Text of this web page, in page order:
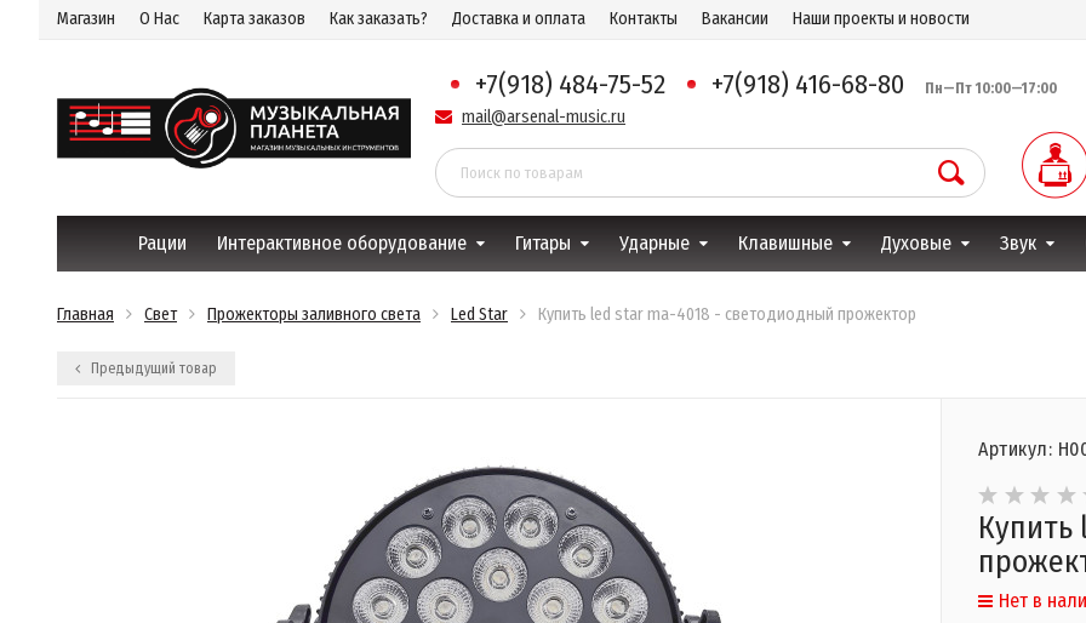
Магазин О Нас Карта заказов Как заказать? Доставка и оплата Контакты Вакансии Наши проекты и новости
+7(918) 484-75-52 +7(918) 416-68-80 Пн—Пт 10:00—17:00
mail@arsenal-music.ru
Рации Интерактивное оборудование Гитары Ударные Клавишные Духовые Звук
Главная Свет Прожекторы заливного света Led Star Купить led star ma-4018 - светодиодный прожектор
Предыдущий товар
Артикул:
Купить
Нет в